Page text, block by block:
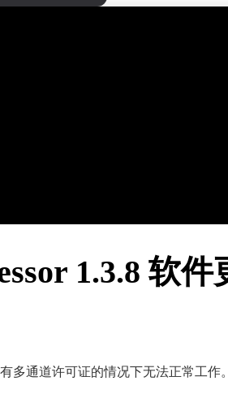
1.3.8 软件
多通道许可证的情况下无法正常工作。